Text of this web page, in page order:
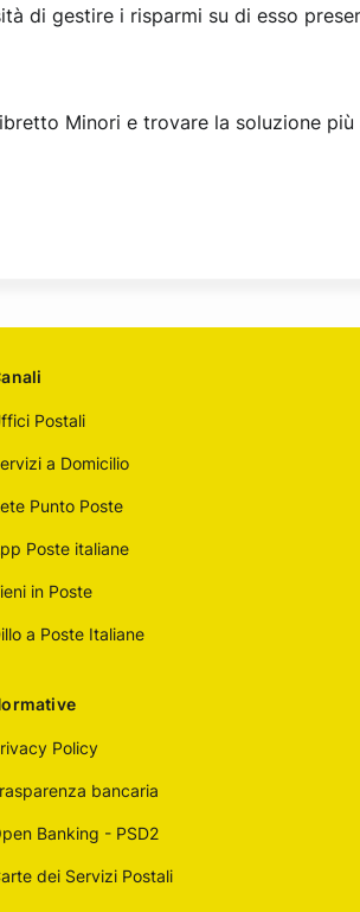
di gestire i risparmi su di esso
Minori e trovare la soluzione
Postali
a Domicilio
Punto Poste
Poste italiane
in Poste
a Poste Italiane
Policy
bancaria
Banking - PSD2
dei Servizi Postali